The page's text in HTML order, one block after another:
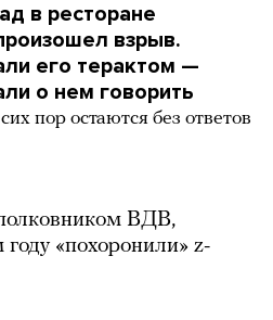
в ресторане
взрыв.
его терактом —
о нем говорить
пор остаются без ответов
ВДВ,
«похоронили» z-